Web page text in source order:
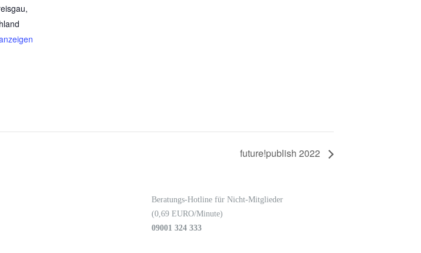
,
future!publish 2022
Beratungs-Hotline für Nicht-Mitglieder
(0,69 EURO/Minute)
09001 324 333